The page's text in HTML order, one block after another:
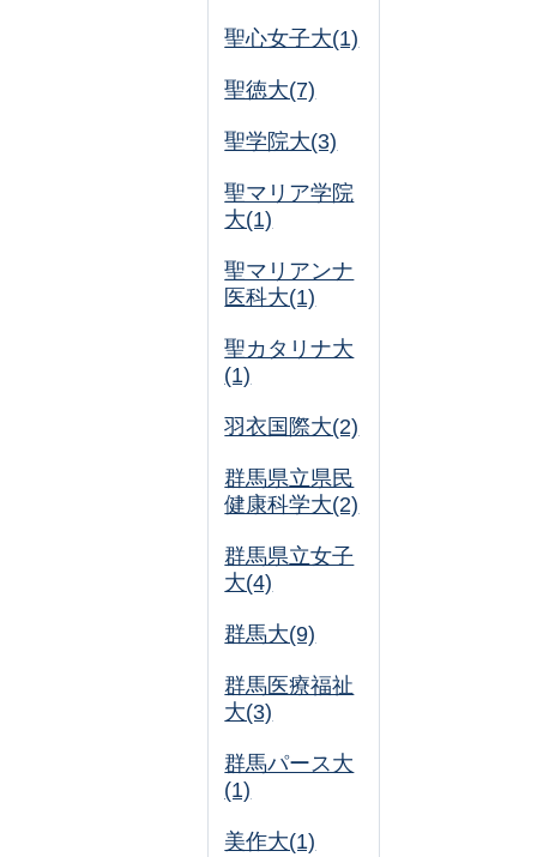
聖心女子大(1)
聖徳大(7)
聖学院大(3)
聖マリア学院
大(1)
聖マリアンナ
医科大(1)
聖カタリナ大
(1)
羽衣国際大(2)
群馬県立県民
健康科学大(2)
群馬県立女子
大(4)
群馬大(9)
群馬医療福祉
大(3)
群馬パース大
(1)
美作大(1)